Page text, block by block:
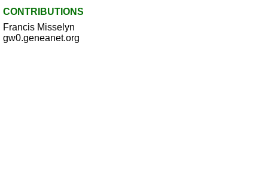
CONTRIBUTIONS
Francis Misselyn
gw0.geneanet.org